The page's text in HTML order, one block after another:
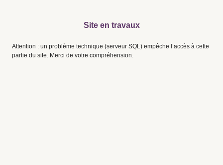
Site en travaux
Attention : un problème technique (serveur SQL) empêche l’accès à cette
partie du site. Merci de votre compréhension.